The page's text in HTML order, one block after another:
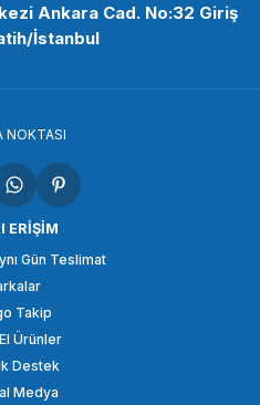
Manyetik Montaj Kelepcesi
Ankara Cad. No:32 Giriş
İstanbul
NOKTASI
ERİŞİM
Gün Teslimat
Takip
Ürünler
Destek
Medya